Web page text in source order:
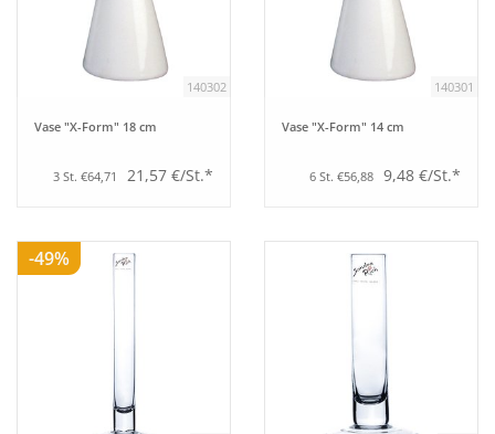
140302
Vase "X-Form" 18 cm
3 St. €64,71 21,57 €/St.*
140301
Vase "X-Form" 14 cm
6 St. €56,88 9,48 €/St.*
-49%